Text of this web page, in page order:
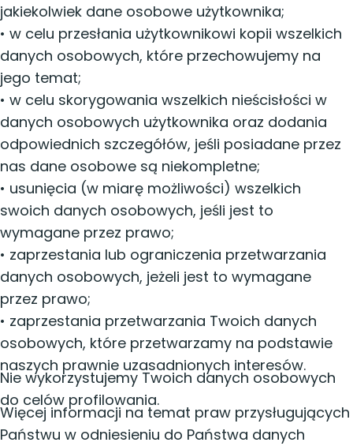
jakiekolwiek dane osobowe użytkownika;
• w celu przesłania użytkownikowi kopii wszelkich
danych osobowych, które przechowujemy na
jego temat;
• w celu skorygowania wszelkich nieścisłości w
danych osobowych użytkownika oraz dodania
odpowiednich szczegółów, jeśli posiadane przez
nas dane osobowe są niekompletne;
• usunięcia (w miarę możliwości) wszelkich
swoich danych osobowych, jeśli jest to
wymagane przez prawo;
• zaprzestania lub ograniczenia przetwarzania
danych osobowych, jeżeli jest to wymagane
przez prawo;
• zaprzestania przetwarzania Twoich danych
osobowych, które przetwarzamy na podstawie
naszych prawnie uzasadnionych interesów.
Nie wykorzystujemy Twoich danych osobowych
do celów profilowania.
Więcej informacji na temat praw przysługujących
Państwu w odniesieniu do Państwa danych